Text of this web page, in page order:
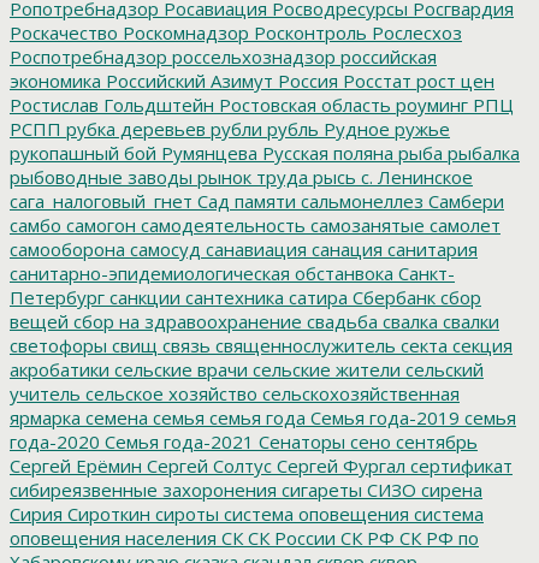
Ропотребнадзор Росавиация Росводресурсы Росгвардия
Роскачество Роскомнадзор Росконтроль Рослесхоз
Роспотребнадзор россельхознадзор российская
экономика Российский Азимут Россия Росстат рост цен
Ростислав Гольдштейн Ростовская область роуминг РПЦ
РСПП рубка деревьев рубли рубль Рудное ружье
рукопашный бой Румянцева Русская поляна рыба рыбалка
рыбоводные заводы рынок труда рысь с. Ленинское
сага_налоговый_гнет Сад памяти сальмонеллез Самбери
самбо самогон самодеятельность самозанятые самолет
самооборона самосуд санавиация санация санитария
санитарно-эпидемиологическая обстанвока Санкт-
Петербург санкции сантехника сатира Сбербанк сбор
вещей сбор на здравоохранение свадьба свалка свалки
светофоры свищ связь священнослужитель секта секция
акробатики сельские врачи сельские жители сельский
учитель сельское хозяйство сельскохозяйственная
ярмарка семена семья семья года Семья года-2019 семья
года-2020 Семья года-2021 Сенаторы сено сентябрь
Сергей Ерёмин Сергей Солтус Сергей Фургал сертификат
сибиреязвенные захоронения сигареты СИЗО сирена
Сирия Сироткин сироты система оповещения система
оповещения населения СК СК России СК РФ СК РФ по